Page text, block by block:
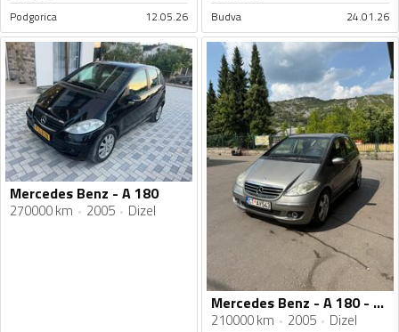
Podgorica 12.05.26 Budva 24.01.26
Mercedes Benz - A 180
270000 km 2005 Dizel
Mercedes Benz - A 180 - 2.0 CDI
210000 km 2005 Dizel